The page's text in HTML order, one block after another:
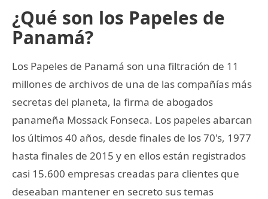
¿Qué son los Papeles de
Panamá?
Los Papeles de Panamá son una filtración de 11
millones de archivos de una de las compañías más
secretas del planeta, la firma de abogados
panameña Mossack Fonseca. Los papeles abarcan
los últimos 40 años, desde finales de los 70's, 1977
hasta finales de 2015 y en ellos están registrados
casi 15.600 empresas creadas para clientes que
deseaban mantener en secreto sus temas